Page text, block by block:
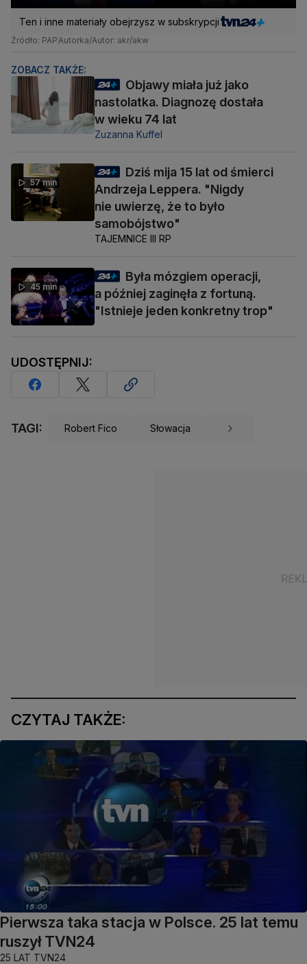
Ten i inne materiały obejrzysz w subskrypcji
Źródło: PAP Autorka/Autor: akr/akw
ZOBACZ TAKŻE:
Objawy miała już jako
nastolatka. Diagnozę dostała
w wieku 74 lat
Zuzanna Kuffel
57 min
Dziś mija 15 lat od śmierci
Andrzeja Leppera. "Nigdy
nie uwierzę, że to było
samobójstwo"
TAJEMNICE III RP
45 min
Była mózgiem operacji,
a później zaginęła z fortuną.
"Istnieje jeden konkretny trop"
UDOSTĘPNIJ:
TAGI: Robert Fico Słowacja
CZYTAJ TAKŻE:
Pierwsza taka stacja w Polsce. 25 lat temu
ruszył TVN24
25 LAT TVN24